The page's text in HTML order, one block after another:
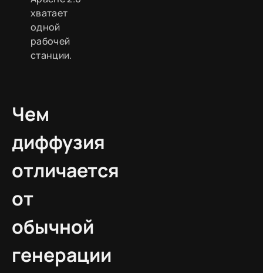
хватает
одной
рабочей
станции.
Чем
диффузия
отличается
от
обычной
генерации